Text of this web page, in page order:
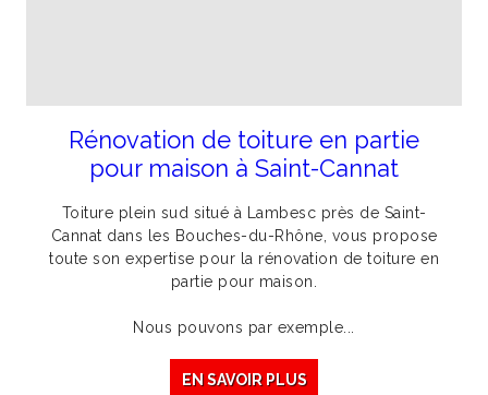
Rénovation de toiture en partie
pour maison à Saint-Cannat
Toiture plein sud situé à Lambesc près de Saint-
Cannat dans les Bouches-du-Rhône, vous propose
toute son expertise pour la rénovation de toiture en
partie pour maison.
Nous pouvons par exemple...
EN SAVOIR PLUS